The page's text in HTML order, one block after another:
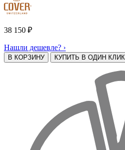
38 150 ₽
Нашли дешевле? ›
В КОРЗИНУ КУПИТЬ В ОДИН КЛИК